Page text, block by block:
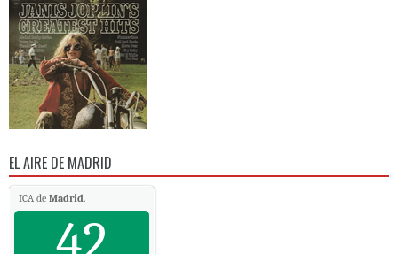
EL AIRE DE MADRID
ICA de Madrid.